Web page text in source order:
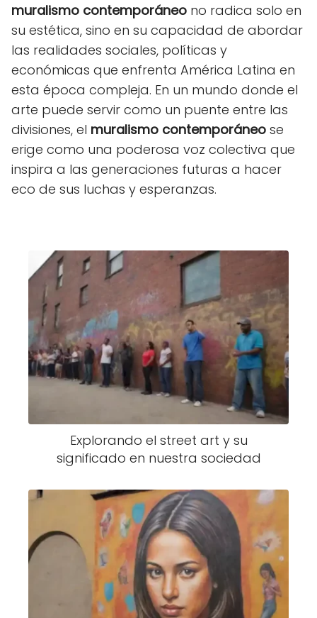
muralismo contemporáneo no radica solo en
su estética, sino en su capacidad de abordar
las realidades sociales, políticas y
económicas que enfrenta América Latina en
esta época compleja. En un mundo donde el
arte puede servir como un puente entre las
divisiones, el muralismo contemporáneo se
erige como una poderosa voz colectiva que
inspira a las generaciones futuras a hacer
eco de sus luchas y esperanzas.
Explorando el street art y su
significado en nuestra sociedad